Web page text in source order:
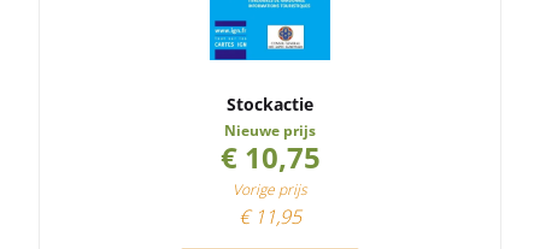
Stockactie
Nieuwe prijs
€ 10,75
Vorige prijs
€ 11,95